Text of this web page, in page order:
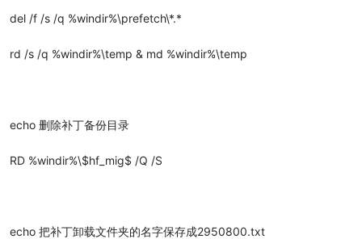
del /f /s /q %windir%\prefetch\*.*
rd /s /q %windir%\temp & md %windir%\temp
echo 删除补丁备份目录
RD %windir%\$hf_mig$ /Q /S
echo 把补丁卸载文件夹的名字保存成2950800.txt